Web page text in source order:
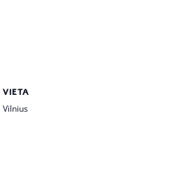
VIETA
Vilnius